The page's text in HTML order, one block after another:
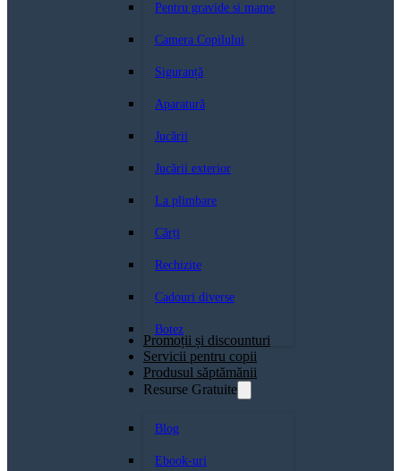
Pentru gravide si mame
Camera Copilului
Siguranță
Aparatură
Jucării
Jucării exterior
La plimbare
Cărți
Rechizite
Cadouri diverse
Botez
Promoții și discounturi
Servicii pentru copii
Produsul săptămănii
Resurse Gratuite
Blog
Ebook-uri